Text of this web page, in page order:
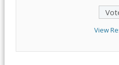
View